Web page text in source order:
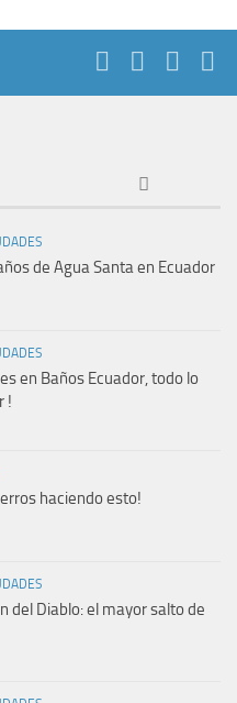
de Agua Santa en Ecuador
en Baños Ecuador, todo lo
!
haciendo esto!
del Diablo: el mayor salto de